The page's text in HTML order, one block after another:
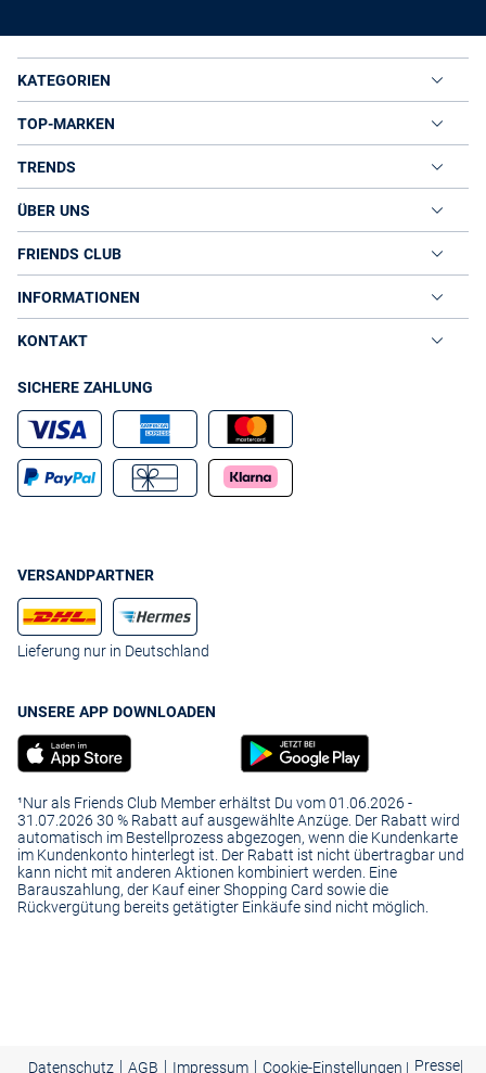
KATEGORIEN
TOP-MARKEN
TRENDS
ÜBER UNS
FRIENDS CLUB
INFORMATIONEN
KONTAKT
SICHERE ZAHLUNG
VERSANDPARTNER
Lieferung nur in Deutschland
UNSERE APP DOWNLOADEN
¹Nur als Friends Club Member erhältst Du vom 01.06.2026 -
31.07.2026 30 % Rabatt auf ausgewählte Anzüge. Der Rabatt wird
automatisch im Bestellprozess abgezogen, wenn die Kundenkarte
im Kundenkonto hinterlegt ist. Der Rabatt ist nicht übertragbar und
kann nicht mit anderen Aktionen kombiniert werden. Eine
Barauszahlung, der Kauf einer Shopping Card sowie die
Rückvergütung bereits getätigter Einkäufe sind nicht möglich.
Datenschutz | AGB | Impressum | Cookie-Einstellungen | Presse|